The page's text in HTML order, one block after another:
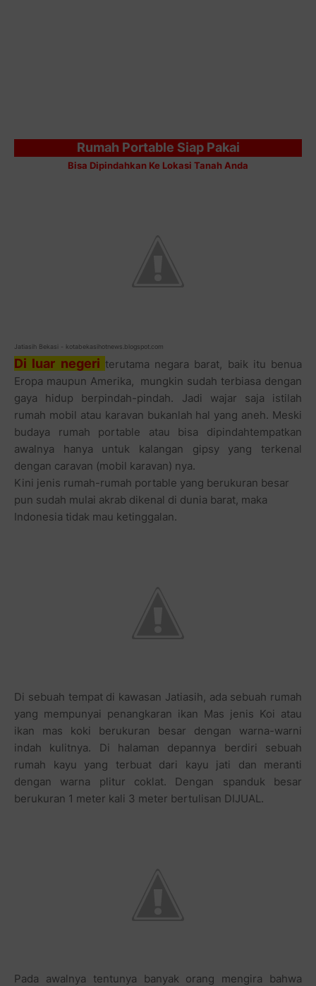
Rumah Portable Siap Pakai
Bisa Dipindahkan Ke Lokasi Tanah Anda
Jatiasih Bekasi - kotabekasihotnews.blogspot.com
Di luar negeri terutama negara barat, baik itu benua
Eropa maupun Amerika, mungkin sudah terbiasa dengan
gaya hidup berpindah-pindah. Jadi wajar saja istilah
rumah mobil atau karavan bukanlah hal yang aneh. Meski
budaya rumah portable atau bisa dipindahtempatkan
awalnya hanya untuk kalangan gipsy yang terkenal
dengan caravan (mobil karavan) nya.
Kini jenis rumah-rumah portable yang berukuran besar
pun sudah mulai akrab dikenal di dunia barat, maka
Indonesia tidak mau ketinggalan.
Di sebuah tempat di kawasan Jatiasih, ada sebuah rumah
yang mempunyai penangkaran ikan Mas jenis Koi atau
ikan mas koki berukuran besar dengan warna-warni
indah kulitnya. Di halaman depannya berdiri sebuah
rumah kayu yang terbuat dari kayu jati dan meranti
dengan warna plitur coklat. Dengan spanduk besar
berukuran 1 meter kali 3 meter bertulisan DIJUAL.
Pada awalnya tentunya banyak orang mengira bahwa